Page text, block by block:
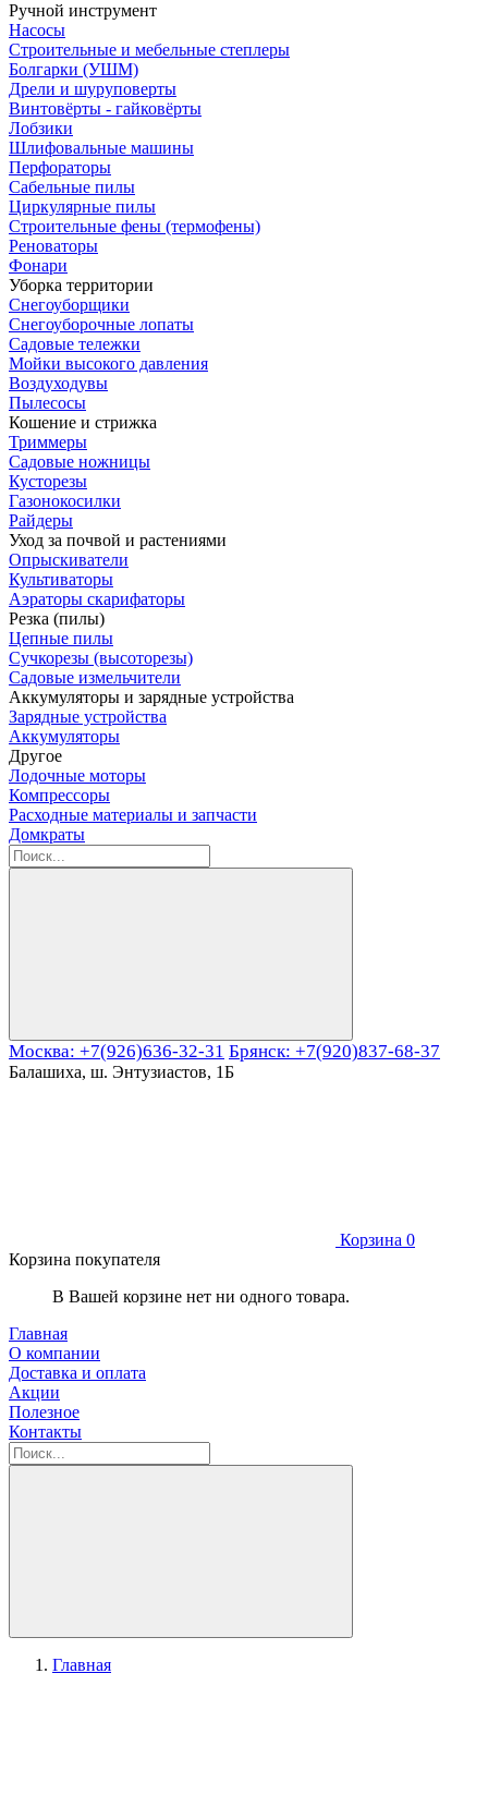
Ручной инструмент
Насосы
Строительные и мебельные степлеры
Болгарки (УШМ)
Дрели и шуруповерты
Винтовёрты - гайковёрты
Лобзики
Шлифовальные машины
Перфораторы
Сабельные пилы
Циркулярные пилы
Строительные фены (термофены)
Реноваторы
Фонари
Уборка территории
Снегоуборщики
Снегоуборочные лопаты
Садовые тележки
Мойки высокого давления
Воздуходувы
Пылесосы
Кошение и стрижка
Триммеры
Садовые ножницы
Кусторезы
Газонокосилки
Райдеры
Уход за почвой и растениями
Опрыскиватели
Культиваторы
Аэраторы скарифаторы
Резка (пилы)
Цепные пилы
Сучкорезы (высоторезы)
Садовые измельчители
Аккумуляторы и зарядные устройства
Зарядные устройства
Аккумуляторы
Другое
Лодочные моторы
Компрессоры
Расходные материалы и запчасти
Домкраты
Москва: +7(926)636-32-31 Брянск: +7(920)837-68-37
Балашиха, ш. Энтузиастов, 1Б
Корзина 0
Корзина покупателя
В Вашей корзине нет ни одного товара.
Главная
О компании
Доставка и оплата
Акции
Полезное
Контакты
Главная